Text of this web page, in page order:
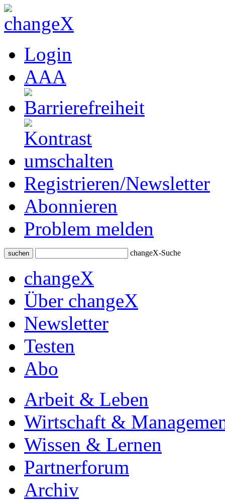
Login
AAA
Registrieren/Newsletter
Abonnieren
Problem melden
suchen changeX-Suche
changeX
Über changeX
Newsletter
Testen
Abo
Arbeit & Leben
Wirtschaft &
Wissen & Lernen
Partnerforum
Archiv